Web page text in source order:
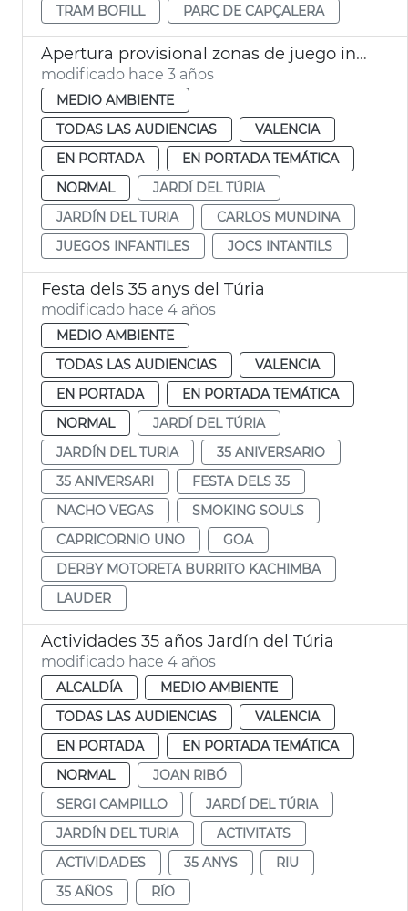
TRAM BOFILL
PARC DE CAPÇALERA
Apertura provisional zonas de juego infantil
modificado hace 3 años
MEDIO AMBIENTE
TODAS LAS AUDIENCIAS
VALENCIA
EN PORTADA
EN PORTADA TEMÁTICA
NORMAL
JARDÍ DEL TÚRIA
JARDÍN DEL TURIA
CARLOS MUNDINA
JUEGOS INFANTILES
JOCS INTANTILS
Festa dels 35 anys del Túria
modificado hace 4 años
MEDIO AMBIENTE
TODAS LAS AUDIENCIAS
VALENCIA
EN PORTADA
EN PORTADA TEMÁTICA
NORMAL
JARDÍ DEL TÚRIA
JARDÍN DEL TURIA
35 ANIVERSARIO
35 ANIVERSARI
FESTA DELS 35
NACHO VEGAS
SMOKING SOULS
CAPRICORNIO UNO
GOA
DERBY MOTORETA BURRITO KACHIMBA
LAUDER
Actividades 35 años Jardín del Túria
modificado hace 4 años
ALCALDÍA
MEDIO AMBIENTE
TODAS LAS AUDIENCIAS
VALENCIA
EN PORTADA
EN PORTADA TEMÁTICA
NORMAL
JOAN RIBÓ
SERGI CAMPILLO
JARDÍ DEL TÚRIA
JARDÍN DEL TURIA
ACTIVITATS
ACTIVIDADES
35 ANYS
RIU
35 AÑOS
RÍO